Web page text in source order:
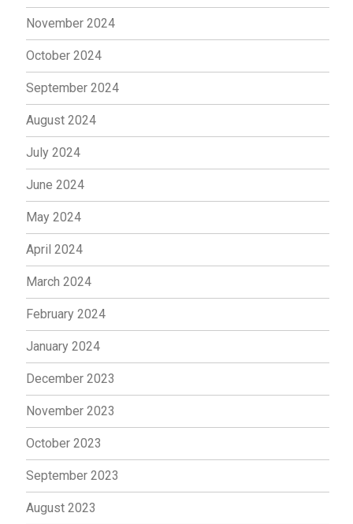
November 2024
October 2024
September 2024
August 2024
July 2024
June 2024
May 2024
April 2024
March 2024
February 2024
January 2024
December 2023
November 2023
October 2023
September 2023
August 2023